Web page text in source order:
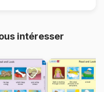
intéresser